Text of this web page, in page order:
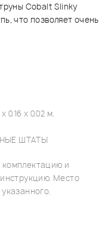
Cobalt Slinky
что позволяет очень
0.16 x 0.02 м.
ШТАТЫ
комплектацию и
Место